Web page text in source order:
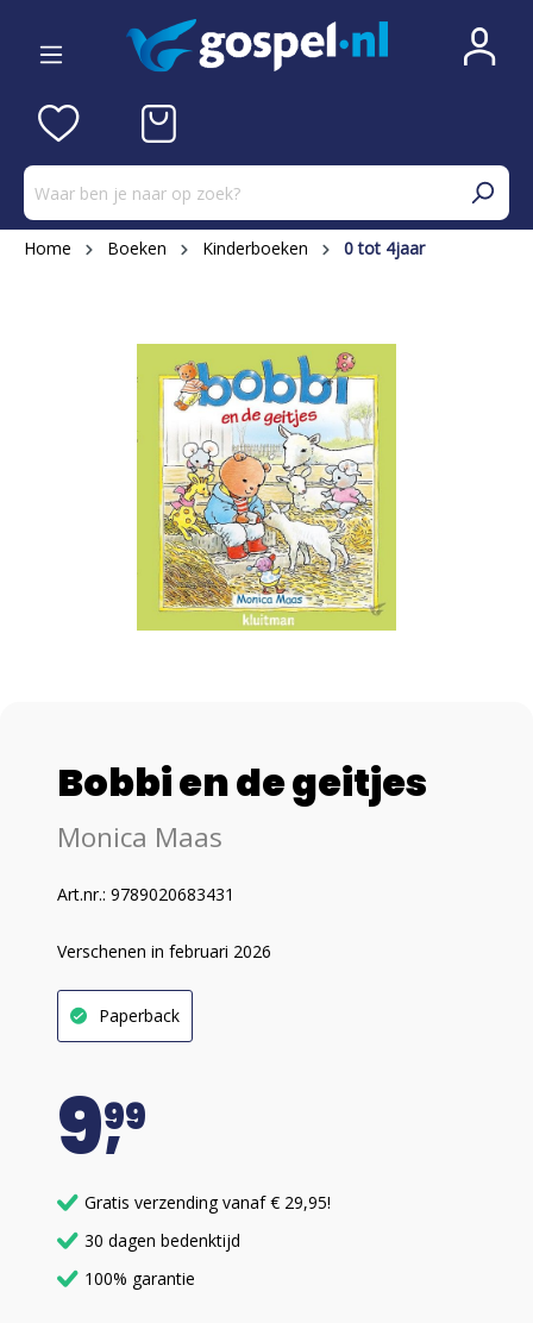
Home Boeken Kinderboeken 0 tot 4jaar
Bobbi en de geitjes
Monica Maas
Art.nr.: 9789020683431
Verschenen in februari 2026
Paperback
999
Gratis verzending vanaf € 29,95!
30 dagen bedenktijd
100% garantie